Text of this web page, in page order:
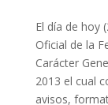
El día de hoy
Oficial de la
Carácter
2013 el cual
avisos,